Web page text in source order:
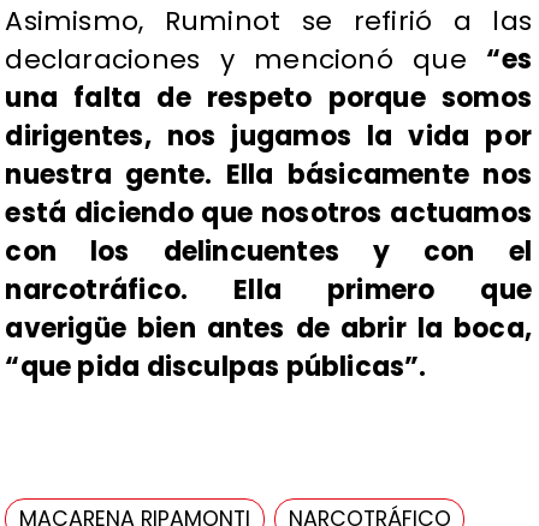
Asimismo, Ruminot se refirió a las
declaraciones y mencionó que “es
una falta de respeto porque somos
dirigentes, nos jugamos la vida por
nuestra gente. Ella básicamente nos
está diciendo que nosotros actuamos
con los delincuentes y con el
narcotráfico. Ella primero que
averigüe bien antes de abrir la boca,
“que pida disculpas públicas”.
MACARENA RIPAMONTI NARCOTRÁFICO